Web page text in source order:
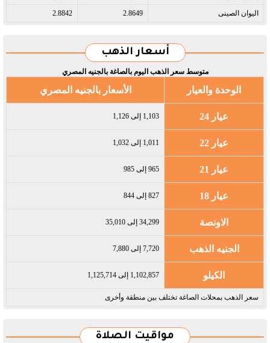
اليوان الصينى​ 2.8649
2.8842
أسعار الذهب
متوسط سعر الذهب اليوم بالصاغة بالجنيه المصري
الوحدة والعيار الأسعار بالجنيه المصري
عيار 24 1,103 إلى 1,126
عيار 22 1,011 إلى 1,032
عيار 21 965 إلى 985
عيار 18 827 إلى 844
الاونصة 34,299 إلى 35,010
الجنيه الذهب 7,720 إلى 7,880
الكيلو 1,102,857 إلى 1,125,714
سعر الذهب بمحلات الصاغة تختلف بين منطقة وأخرى
مواقيت الصلاة